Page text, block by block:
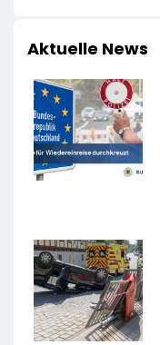
Aktuelle News